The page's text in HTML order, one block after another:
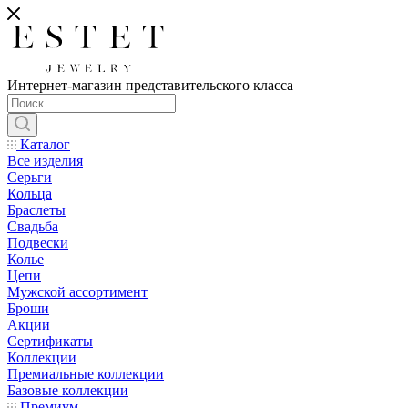
Интернет-магазин представительского класса
Каталог
Все изделия
Серьги
Кольца
Браслеты
Свадьба
Подвески
Колье
Цепи
Мужской ассортимент
Броши
Акции
Сертификаты
Коллекции
Премиальные коллекции
Базовые коллекции